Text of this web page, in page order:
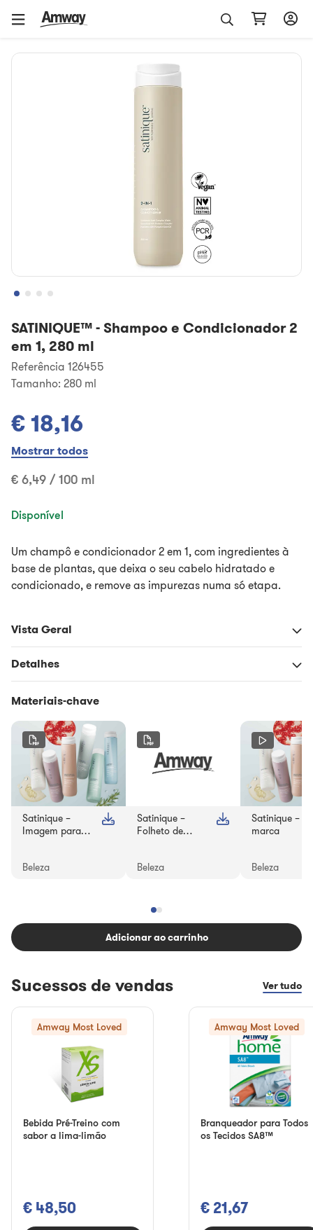
SATINIQUE™-Shampoo e Condicionador 2
em 1, 280 ml
Referência 126455
Tamanho: 280 ml
€ 18,16
Mostrar todos
€ 6,49 / 100 ml
Disponível
Um champô e condicionador 2 em 1, com ingredientes à
base de plantas, que deixa o seu cabelo hidratado e
condicionado, e remove as impurezas numa só etapa.
Vista Geral
Detalhes
Materiais-chave
Satinique –
Imagem para
Beleza
Satinique –
Folheto de
Beleza
Satinique –
marca
Beleza
Adicionar ao carrinho
Sucessos de vendas Ver tudo
Amway Most Loved
Bebida Pré-Treino com
sabor a lima-limão
€ 48,50
Amway Most Loved
Branqueador para Todos
os Tecidos SA8™
€ 21,67